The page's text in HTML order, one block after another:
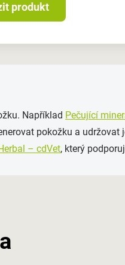
produkt
Například Pečující
pokožku a udržovat
– cdVet, který